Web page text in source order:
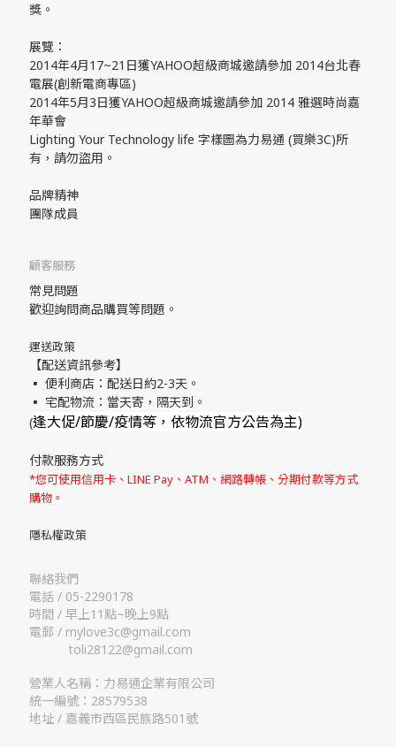
獎。
展覽：
2014年4月17~21日獲YAHOO超級商城邀請參加 2014台北春
電展(創新電商專區)
2014年5月3日獲YAHOO超級商城邀請參加 2014 雅選時尚嘉
年華會
Lighting Your Technology life 字樣圖為力易通 (買樂3C)所
有，請勿盜用。
品牌精神
團隊成員
顧客服務
常見問題
歡迎詢問商品購買等問題。
運送政策
【配送資訊參考】
▪ 便利商店：配送日約2-3天。
▪ 宅配物流：當天寄，隔天到。
(逢大促/節慶/疫情等，依物流官方公告為主)
付款服務方式
*您可使用信用卡、LINE Pay、ATM、網路轉帳、分期付款等方式
購物。
隱私權政策
聯絡我們
電話 / 05-2290178
時間 / 早上11點~晚上9點
電郵 / mylove3c@gmail.com
toli28122@gmail.com
營業人名稱：力易通企業有限公司
統一編號：28579538
地址 / 嘉義市西區民族路501號